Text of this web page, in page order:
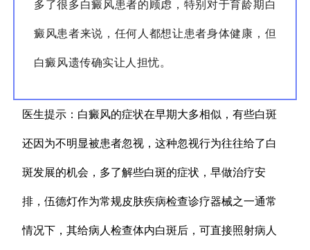
多了很多白癜风患者的顾虑，特别对于育龄期白
癜风患者来说，任何人都想让患者身体健康，但
白癜风遗传确实让人担忧。
医生提示：白癜风的症状在早期大多相似，有些白斑
还因为不明显被患者忽视，这种忽视行为往往给了白
斑发展的机会，多了解些白斑的症状，早做治疗安
排，伍德灯作为常规皮肤疾病检查诊疗器械之一通常
情况下，其给病人检查体内白斑后，可直接照射病人